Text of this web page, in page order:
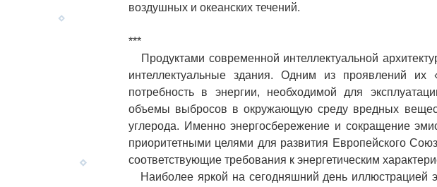
воздушных и океанских течений.
***
Продуктами современной интеллектуальной
интеллектуальные здания. Одним из проявлений их
потребность в энергии, необходимой для
объемы выбросов в окружающую среду вредных
углерода. Именно энергосбережение и сокращение
приоритетными целями для развития Европейского
соответствующие требования к энергетическим
Наиболее яркой на сегодняшний день иллюстрацией